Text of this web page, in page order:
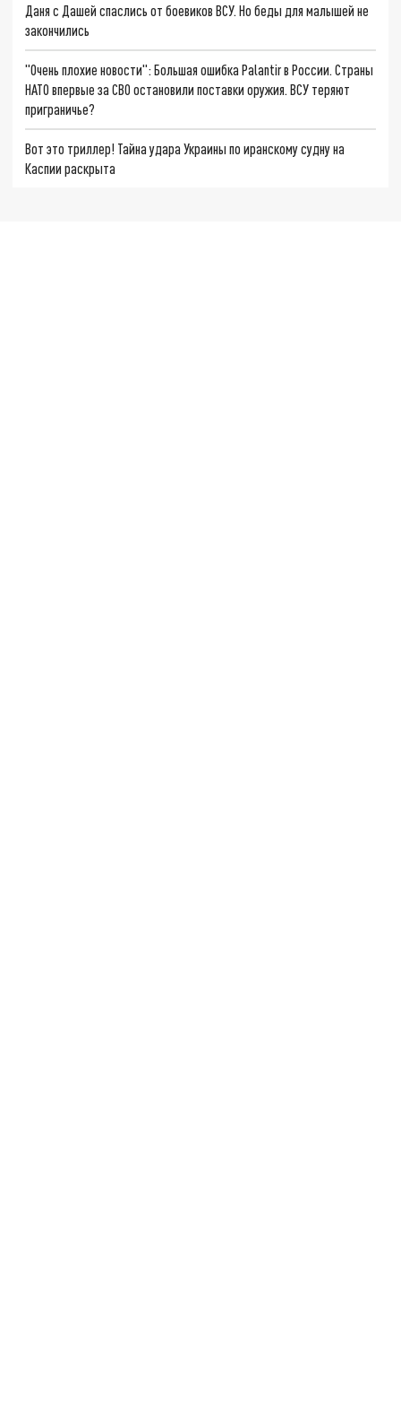
Даня с Дашей спаслись от боевиков ВСУ. Но беды для малышей не
закончились
"Очень плохие новости": Большая ошибка Palantir в России. Страны
НАТО впервые за СВО остановили поставки оружия. ВСУ теряют
приграничье?
Вот это триллер! Тайна удара Украины по иранскому судну на
Каспии раскрыта